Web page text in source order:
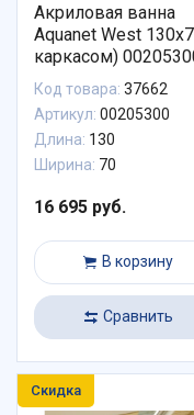
Акриловая ванна
Aquanet West
каркасом)
Код товара: 37662
Артикул: 00205300
Длина: 130
Ширина: 70
16 695 руб.
В корзину
Сравнить
Скидка